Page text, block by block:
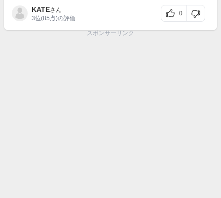
KATEさん
3位(85点)の評価
0
スポンサーリンク